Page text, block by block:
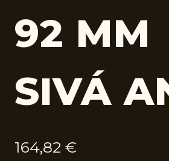
92 MM
SIVÁ
164,82 €